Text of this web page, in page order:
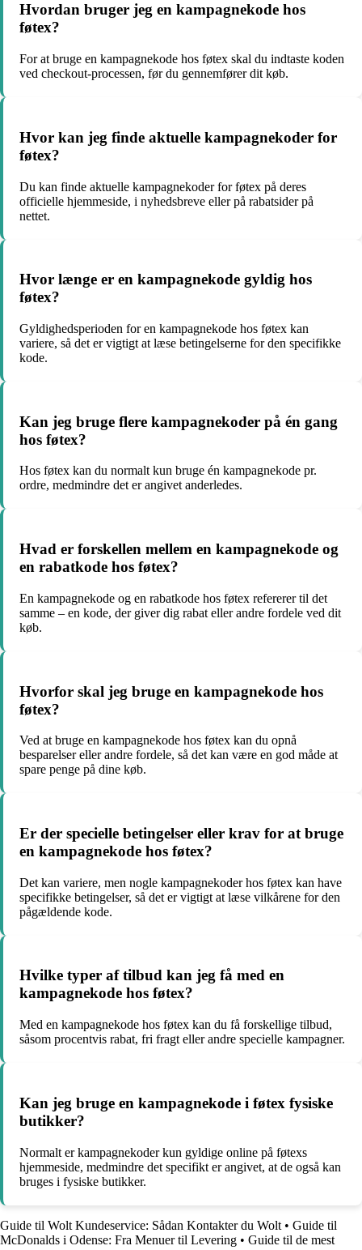
Hvordan bruger jeg en kampagnekode hos
føtex?
For at bruge en kampagnekode hos føtex skal du indtaste koden
ved checkout-processen, før du gennemfører dit køb.
Hvor kan jeg finde aktuelle kampagnekoder for
føtex?
Du kan finde aktuelle kampagnekoder for føtex på deres
officielle hjemmeside, i nyhedsbreve eller på rabatsider på
nettet.
Hvor længe er en kampagnekode gyldig hos
føtex?
Gyldighedsperioden for en kampagnekode hos føtex kan
variere, så det er vigtigt at læse betingelserne for den specifikke
kode.
Kan jeg bruge flere kampagnekoder på én gang
hos føtex?
Hos føtex kan du normalt kun bruge én kampagnekode pr.
ordre, medmindre det er angivet anderledes.
Hvad er forskellen mellem en kampagnekode og
en rabatkode hos føtex?
En kampagnekode og en rabatkode hos føtex refererer til det
samme – en kode, der giver dig rabat eller andre fordele ved dit
køb.
Hvorfor skal jeg bruge en kampagnekode hos
føtex?
Ved at bruge en kampagnekode hos føtex kan du opnå
besparelser eller andre fordele, så det kan være en god måde at
spare penge på dine køb.
Er der specielle betingelser eller krav for at bruge
en kampagnekode hos føtex?
Det kan variere, men nogle kampagnekoder hos føtex kan have
specifikke betingelser, så det er vigtigt at læse vilkårene for den
pågældende kode.
Hvilke typer af tilbud kan jeg få med en
kampagnekode hos føtex?
Med en kampagnekode hos føtex kan du få forskellige tilbud,
såsom procentvis rabat, fri fragt eller andre specielle kampagner.
Kan jeg bruge en kampagnekode i føtex fysiske
butikker?
Normalt er kampagnekoder kun gyldige online på føtexs
hjemmeside, medmindre det specifikt er angivet, at de også kan
bruges i fysiske butikker.
Guide til Wolt Kundeservice: Sådan Kontakter du Wolt • Guide til
McDonalds i Odense: Fra Menuer til Levering • Guide til de mest